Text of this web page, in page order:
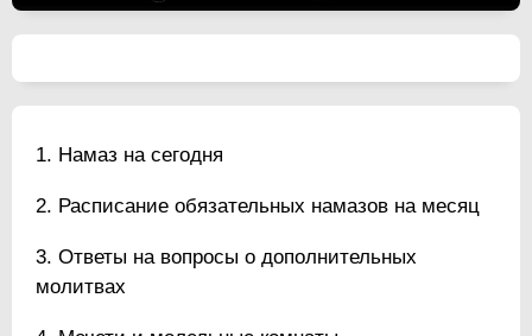
Намаз на сегодня
Расписание обязательных намазов на месяц
Ответы на вопросы о дополнительных
молитвах